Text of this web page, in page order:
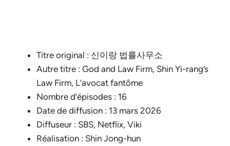
Titre original : 신이랑 법률사무소
Autre titre : God and Law Firm, Shin Yi-rang’s
Law Firm, L’avocat fantôme
Nombre d’épisodes : 16
Date de diffusion : 13 mars 2026
Diffuseur : SBS, Netflix, Viki
Réalisation : Shin Jong-hun